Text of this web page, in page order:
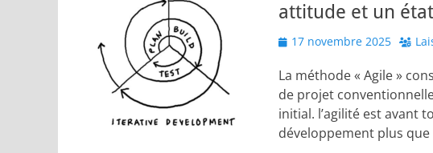
attitude et un
Posted
17 novembre 2025
La méthode « Agile »
de projet
initial. l’agilité est avant
développement plus